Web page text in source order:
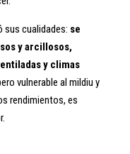
sus cualidades: se
y arcillosos,
y climas
vulnerable al mildiu y
rendimientos, es